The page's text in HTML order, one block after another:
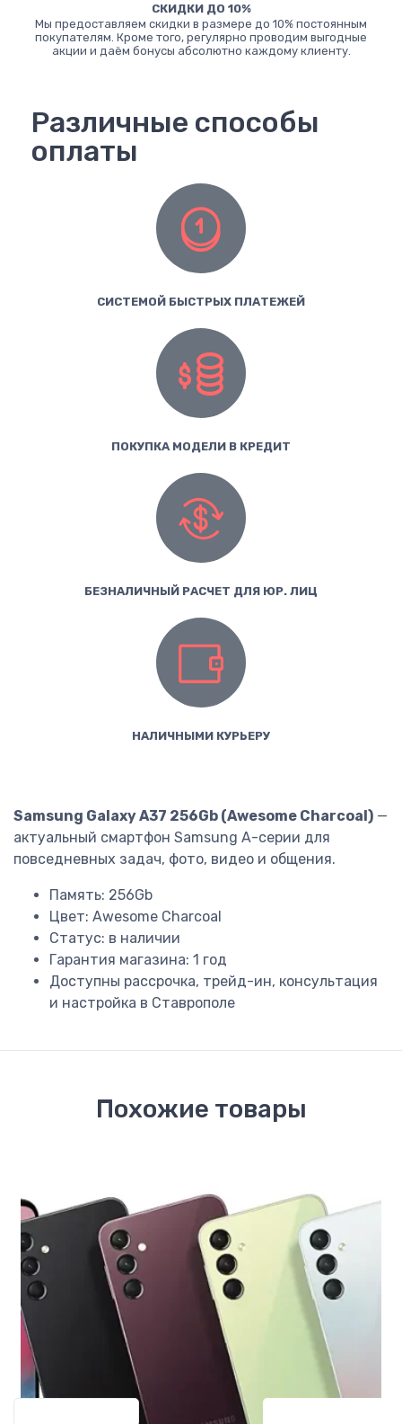
СКИДКИ ДО 10%
Мы предоставляем скидки в размере до 10% постоянным
покупателям. Кроме того, регулярно проводим выгодные
акции и даём бонусы абсолютно каждому клиенту.
Различные способы
оплаты
СИСТЕМОЙ БЫСТРЫХ ПЛАТЕЖЕЙ
ПОКУПКА МОДЕЛИ В КРЕДИТ
БЕЗНАЛИЧНЫЙ РАСЧЕТ ДЛЯ ЮР. ЛИЦ
НАЛИЧНЫМИ КУРЬЕРУ
Samsung Galaxy A37 256Gb (Awesome Charcoal) —
актуальный смартфон Samsung A-серии для
повседневных задач, фото, видео и общения.
Память: 256Gb
Цвет: Awesome Charcoal
Статус: в наличии
Гарантия магазина: 1 год
Доступны рассрочка, трейд-ин, консультация
и настройка в Ставрополе
Похожие товары